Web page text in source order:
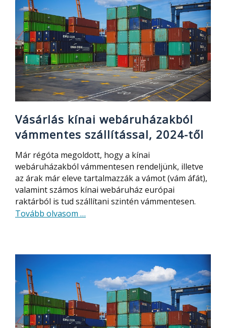
Vásárlás kínai webáruházakból
vámmentes szállítással, 2024-től
Már régóta megoldott, hogy a kínai
webáruházakból vámmentesen rendeljünk, illetve
az árak már eleve tartalmazzák a vámot (vám áfát),
valamint számos kínai webáruház európai
raktárból is tud szállítani szintén vámmentesen.
Tovább olvasom about
vámmentes
szállítással,
2024-
től
…